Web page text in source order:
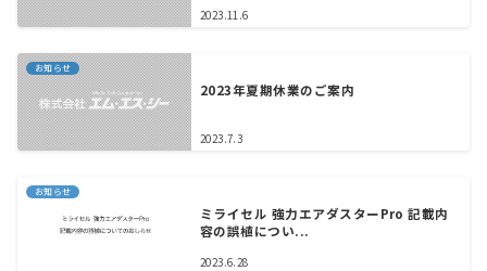
2023.11.6
お知らせ
2023年夏期休業のご案内
2023.7.3
お知らせ
ミライセル 強力エアダスターPro 記載内
容の誤植につい...
2023.6.28